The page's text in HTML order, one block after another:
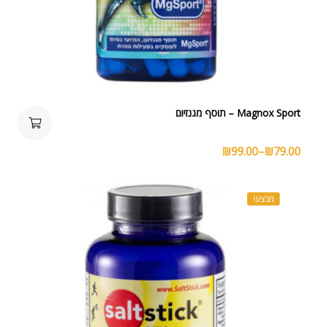
Magnox Sport – תוסף מגנזיום
₪79.00
–
₪99.00
מבצע!